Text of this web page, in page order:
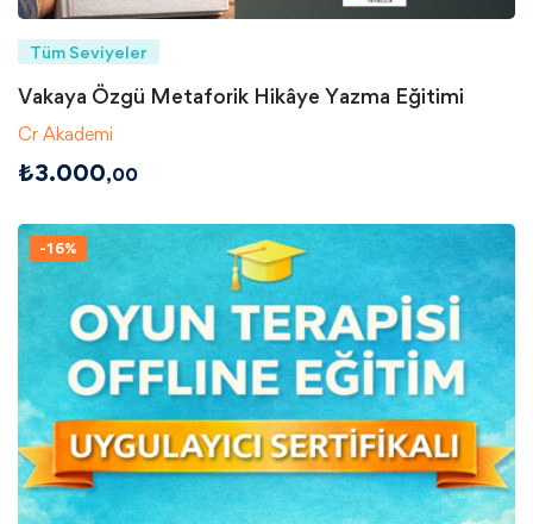
Tüm Seviyeler
Vakaya Özgü Metaforik Hikâye Yazma Eğitimi
Cr Akademi
₺3.000,00
-16%